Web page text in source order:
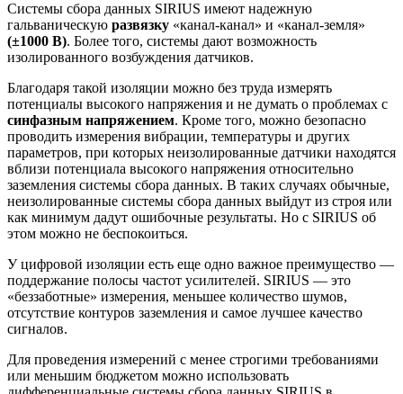
Системы сбора данных SIRIUS имеют надежную
гальваническую развязку «канал-канал» и «канал-земля»
(±1000 В). Более того, системы дают возможность
изолированного возбуждения датчиков.
Благодаря такой изоляции можно без труда измерять
потенциалы высокого напряжения и не думать о проблемах с
синфазным напряжением. Кроме того, можно безопасно
проводить измерения вибрации, температуры и других
параметров, при которых неизолированные датчики находятся
вблизи потенциала высокого напряжения относительно
заземления системы сбора данных. В таких случаях обычные,
неизолированные системы сбора данных выйдут из строя или
как минимум дадут ошибочные результаты. Но с SIRIUS об
этом можно не беспокоиться.
У цифровой изоляции есть еще одно важное преимущество —
поддержание полосы частот усилителей. SIRIUS — это
«беззаботные» измерения, меньшее количество шумов,
отсутствие контуров заземления и самое лучшее качество
сигналов.
Для проведения измерений с менее строгими требованиями
или меньшим бюджетом можно использовать